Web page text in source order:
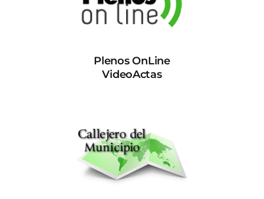
Plenos OnLine
VideoActas